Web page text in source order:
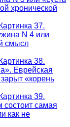
хронической
37.
N 4 или
смысл
38.
Еврейская
«корень
39.
самая
как не